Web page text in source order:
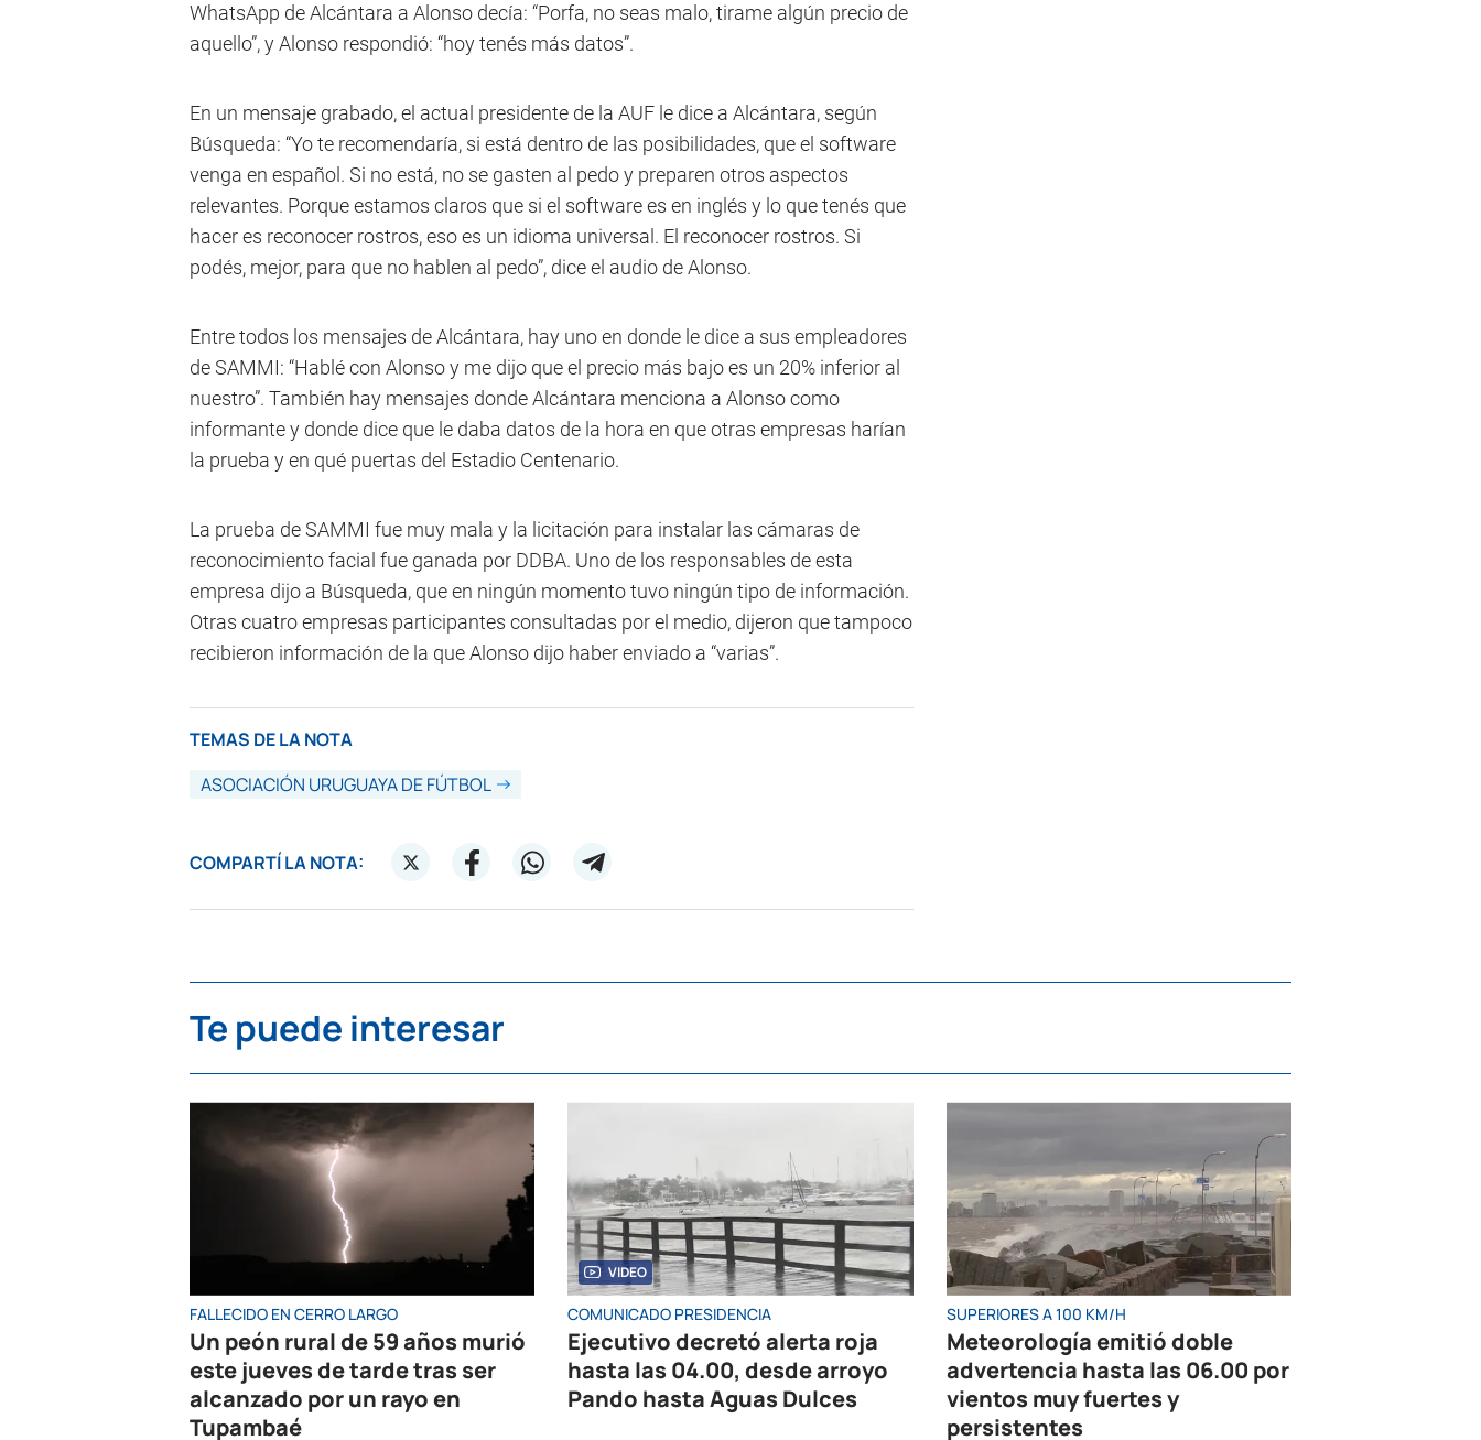
WhatsApp de Alcántara a Alonso decía: “Porfa, no seas malo, tirame algún precio de
aquello”, y Alonso respondió: “hoy tenés más datos”.
En un mensaje grabado, el actual presidente de la AUF le dice a Alcántara, según
Búsqueda: “Yo te recomendaría, si está dentro de las posibilidades, que el software
venga en español. Si no está, no se gasten al pedo y preparen otros aspectos
relevantes. Porque estamos claros que si el software es en inglés y lo que tenés que
hacer es reconocer rostros, eso es un idioma universal. El reconocer rostros. Si
podés, mejor, para que no hablen al pedo”, dice el audio de Alonso.
Entre todos los mensajes de Alcántara, hay uno en donde le dice a sus empleadores
de SAMMI: “Hablé con Alonso y me dijo que el precio más bajo es un 20% inferior al
nuestro”. También hay mensajes donde Alcántara menciona a Alonso como
informante y donde dice que le daba datos de la hora en que otras empresas harían
la prueba y en qué puertas del Estadio Centenario.
La prueba de SAMMI fue muy mala y la licitación para instalar las cámaras de
reconocimiento facial fue ganada por DDBA. Uno de los responsables de esta
empresa dijo a Búsqueda, que en ningún momento tuvo ningún tipo de información.
Otras cuatro empresas participantes consultadas por el medio, dijeron que tampoco
recibieron información de la que Alonso dijo haber enviado a “varias”.
TEMAS DE LA NOTA
ASOCIACIÓN URUGUAYA DE FÚTBOL
COMPARTÍ LA NOTA:
Te puede interesar
FALLECIDO EN CERRO LARGO
Un peón rural de 59 años murió
este jueves de tarde tras ser
alcanzado por un rayo en
Tupambaé
VIDEO
COMUNICADO PRESIDENCIA
Ejecutivo decretó alerta roja
hasta las 04.00, desde arroyo
Pando hasta Aguas Dulces
SUPERIORES A 100 KM/H
Meteorología emitió doble
advertencia hasta las 06.00 por
vientos muy fuertes y
persistentes